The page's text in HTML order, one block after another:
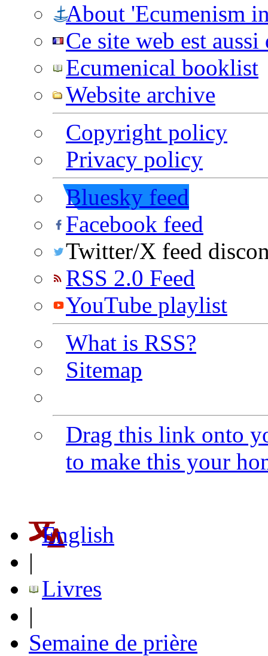
About 'Ecumenism
Ce site web est
Ecumenical booklist
Website archive
Copyright policy
Privacy policy
Bluesky feed
Facebook feed
Twitter/X feed
RSS 2.0 Feed
YouTube playlist
What is RSS?
Sitemap
Drag this link onto
to make this your
English
|
Livres
|
Semaine de prière